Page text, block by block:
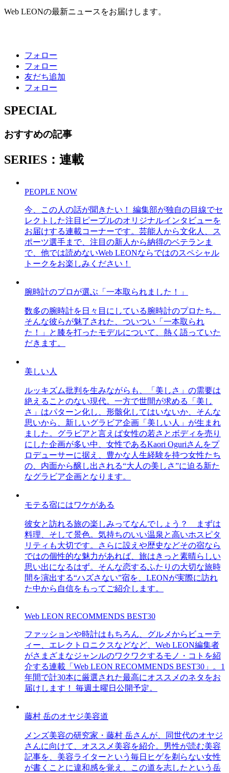
Web LEONの最新ニュースをお届けします。
フォロー
フォロー
友だち追加
フォロー
SPECIAL
おすすめの記事
SERIES：連載
PEOPLE NOW
今、この人の話が聞きたい！ 編集部が独自の目線でセ
レクトした注目ピープルのオリジナルインタビューを
お届けする連載コーナーです。芸能人から文化人、ス
ポーツ選手まで、注目の新人から納得のベテランま
で、他では読めないWeb LEONならではのスペシャル
トークをお楽しみください！
腕時計のプロが選ぶ「一本取られました！」
数多の腕時計を日々目にしている腕時計のプロたち。
そんな彼らが魅了された、ついつい「一本取られ
た！」と膝を打ったモデルについて、熱く語っていた
だきます。
美しい人
ルッキズム批判を生みながらも、「美しさ」の需要は
絶えることのない現代。一方で世間が求める「美し
さ」はパターン化し、形骸化してはいないか、そんな
思いから、新しいグラビア企画「美しい人」が生まれ
ました。グラビアと言えば女性の若さとボディを売り
にした企画が多い中、女性であるKaori Oguriさんをプ
ロデューサーに据え、豊かな人生経験を持つ女性たち
の、内面から醸し出される“大人の美しさ”に迫る新た
なグラビア企画となります。
モテる宿にはワケがある
彼女と訪れる旅の楽しみってなんでしょう？ まずは
料理、そして景色。気持ちのいい温泉と高いホスピタ
リティも大切です。さらに設えや歴史などその宿なら
ではの個性的な魅力があれば、旅はきっと素晴らしい
思い出になるはず。そんな恋するふたりの大切な旅時
間を演出する“ハズさない”宿を、LEONが実際に訪れ
た中から自信をもってご紹介します。
Web LEON RECOMMENDS BEST30
ファッションや時計はもちろん、グルメからビューテ
ィー、エレクトロニクスなどなど、Web LEON編集者
がさまざまなジャンルのワクワクするモノ・コトを紹
介する連載「Web LEON RECOMMENDS BEST30」。1
年間で計30本に厳選された最高にオススメのネタをお
届けします！ 毎週土曜日公開予定。
藤村 岳のオヤジ美容道
メンズ美容の研究家・藤村 岳さんが、同世代のオヤジ
さんに向けて、オススメ美容を紹介。男性が読む美容
記事を、美容ライターという毎日ヒゲを剃らない女性
が書くことに違和感を覚え、この道を志したという岳